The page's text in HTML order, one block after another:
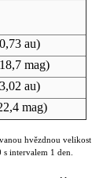
au)
mag)
au)
mag)
hvězdnou velikost
intervalem 1 den.